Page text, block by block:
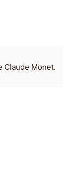
Claude Monet.